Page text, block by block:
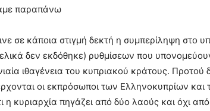
παραπάνω
σε κάποια στιγμή δεκτή η συμπερίληψη στο
δεν εκδόθηκε) ρυθμίσεων που
ιθαγένεια του κυπριακού κράτους.
οι εκπρόσωποι των Ελληνοκυπρίων
κυριαρχία πηγάζει από δύο λαούς και όχι